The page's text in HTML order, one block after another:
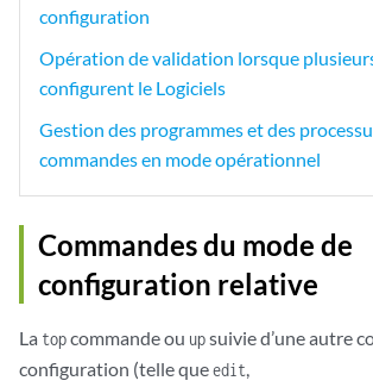
configuration
Opération de validation lorsque
configurent le Logiciels
Gestion des programmes et des
commandes en mode opérationnel
Commandes du mode de
configuration relative
La topcommande ou upsuivie d’une autre
configuration (telle queedit,